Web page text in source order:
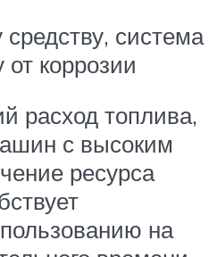
система
коррозии
расход топлива,
с высоким
ресурса
на